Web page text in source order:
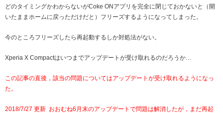
どのタイミングかわからないがCoke ONアプリを完全に閉じておかないと（開
いたままホームに戻っただけだと）フリーズするようになってしまった。
今のところフリーズしたら再起動するしか対処法がない。
Xperia X Compactはいつまでアップデートが受け取れるのだろうか…
この記事の直後，該当の問題についてはアップデートが受け取れるようになっ
た。
2018/7/27 更新 おおむね6月末のアップデートで問題は解消したが，まだ再起